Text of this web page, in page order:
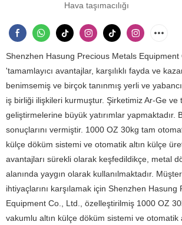
Hava taşımacılığı
Shenzhen Hasung Precious Metals
'tamamlayıcı avantajlar, karşılıklı fayda ve
benimsemiş ve birçok tanınmış yerli ve
iş birliği ilişkileri kurmuştur. Şirketimiz Ar-Ge ve
geliştirmelerine büyük yatırımlar yapmaktadır.
sonuçlarını vermiştir. 1000 OZ 30kg tam
külçe döküm sistemi ve otomatik altın külçe
avantajları sürekli olarak keşfedildikçe, metal
alanında yaygın olarak kullanılmaktadır.
ihtiyaçlarını karşılamak için Shenzhen Hasung
Equipment Co., Ltd., özelleştirilmiş 1000 OZ
vakumlu altın külçe döküm sistemi ve otomatik